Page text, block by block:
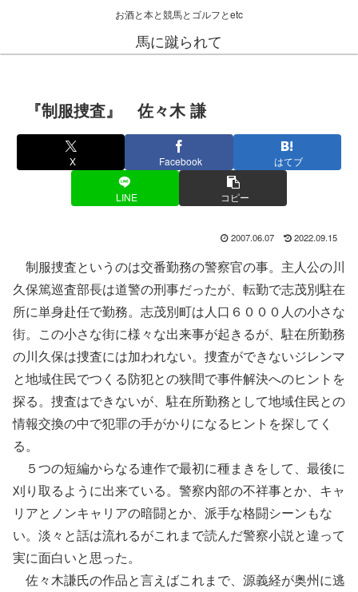
お酒と本と競馬とゴルフとetc
馬に蹴られて
『制服捜査』 佐々木 謙
X Facebook はてブ
LINE コピー
2007.06.07 2022.09.15
制服捜査というのは交番勤務の警察官の事。主人公の川
久保篤巡査部長は道警の刑事だったが、転勤で志茂別駐在
所に単身赴任で勤務。志茂別町は人口６０００人の小さな
街。この小さな街に様々な出来事が起きるが、駐在所勤務
の川久保は捜査には加われない。捜査ができないジレンマ
と地域住民でつくる防犯との狭間で事件解決へのヒントを
探る。捜査はできないが、駐在所勤務として地域住民との
情報交換の中で犯罪の手がかりになるヒントを探してく
る。
５つの短編からなる連作で最初に種まきをして、最後に
刈り取るように出来ている。警察内部の不祥事とか、キャ
リアとノンキャリアの暗闘とか、派手な格闘シーンもな
い。淡々と話は流れるがこれまで読んだ警察小説と違って
実に面白いと思った。
佐々木謙氏の作品と言えばこれまで、源義経が奥州に逃